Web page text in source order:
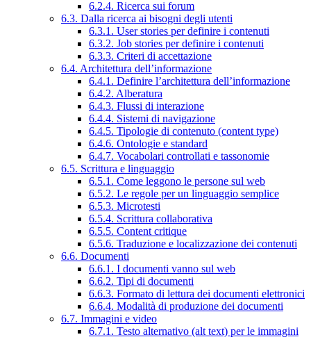
6.2.4. Ricerca sui forum
6.3. Dalla ricerca ai bisogni degli utenti
6.3.1. User stories per definire i contenuti
6.3.2. Job stories per definire i contenuti
6.3.3. Criteri di accettazione
6.4. Architettura dell’informazione
6.4.1. Definire l’architettura dell’informazione
6.4.2. Alberatura
6.4.3. Flussi di interazione
6.4.4. Sistemi di navigazione
6.4.5. Tipologie di contenuto (content type)
6.4.6. Ontologie e standard
6.4.7. Vocabolari controllati e tassonomie
6.5. Scrittura e linguaggio
6.5.1. Come leggono le persone sul web
6.5.2. Le regole per un linguaggio semplice
6.5.3. Microtesti
6.5.4. Scrittura collaborativa
6.5.5. Content critique
6.5.6. Traduzione e localizzazione dei contenuti
6.6. Documenti
6.6.1. I documenti vanno sul web
6.6.2. Tipi di documenti
6.6.3. Formato di lettura dei documenti elettronici
6.6.4. Modalità di produzione dei documenti
6.7. Immagini e video
6.7.1. Testo alternativo (alt text) per le immagini